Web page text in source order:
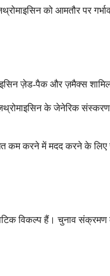
को आमतौर पर
ज़ेड-पैक और ज़मैक्स
के जेनेरिक
कम करने में मदद करने के
विकल्प हैं। चुनाव संक्रमण